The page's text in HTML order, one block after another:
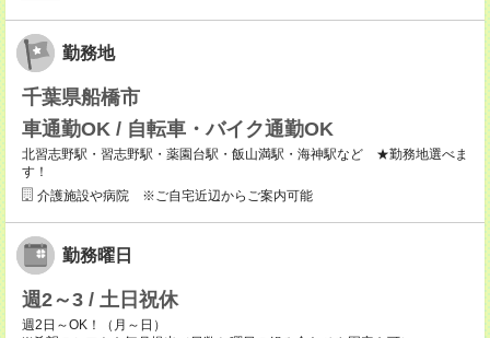
勤務地
千葉県船橋市
車通勤OK / 自転車・バイク通勤OK
北習志野駅・習志野駅・薬園台駅・飯山満駅・海神駅など ★勤務地選べま
す！
介護施設や病院 ※ご自宅近辺からご案内可能
勤務曜日
週2～3 / 土日祝休
週2日～OK！（月～日）